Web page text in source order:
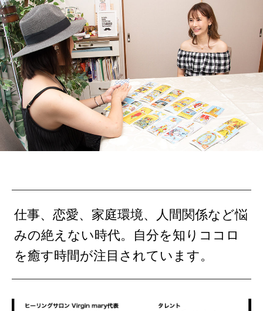
仕事、恋愛、家庭環境、人間関係など悩
みの絶えない時代。自分を知りココロ
を癒す時間が注目されています。